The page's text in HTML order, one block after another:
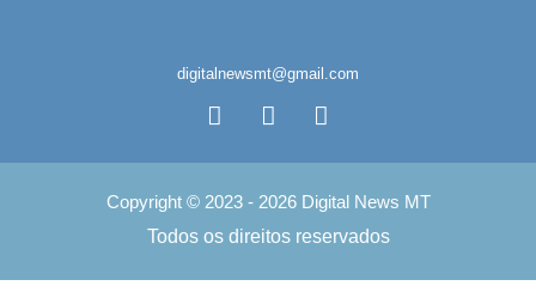
digitalnewsmt@gmail.com
Copyright © 2023 - 2026 Digital News MT
Todos os direitos reservados